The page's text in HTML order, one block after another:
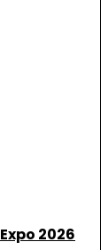
2026